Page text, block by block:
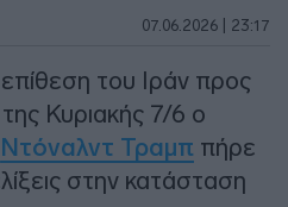
07.06.2026 | 23:17
του Ιράν προς
Κυριακής 7/6 ο
Ντόναλντ Τραμπ πήρε
στην κατάσταση